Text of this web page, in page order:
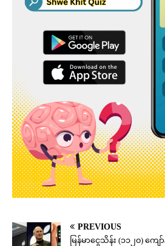
PREVIOUS
မြန်မာငွေသိန်း (၁၁၂၀) က